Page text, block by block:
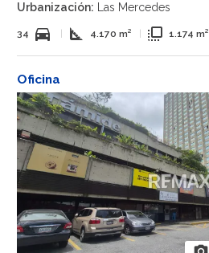
Urbanización: Las Mercedes
34 directions_car square_foot 4.170 m² flip_to_front 1.174 m²
Oficina